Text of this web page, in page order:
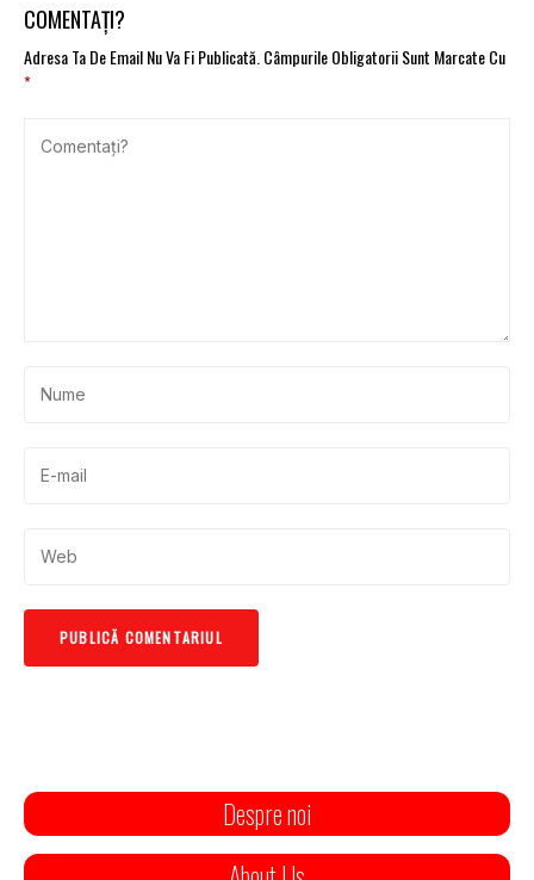
COMENTAȚI?
Adresa Ta De Email Nu Va Fi Publicată. Câmpurile Obligatorii Sunt Marcate Cu
*
Despre noi